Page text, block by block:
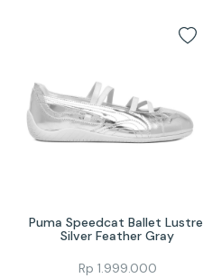
Puma Speedcat Ballet Lustre
Silver Feather Gray
Rp 1.999.000